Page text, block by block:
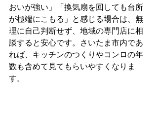
おいが強い」「換気扇を回しても台所
が極端にこもる」と感じる場合は、無
理に自己判断せず、地域の専門店に相
談すると安心です。さいたま市内であ
れば、キッチンのつくりやコンロの年
数も含めて見てもらいやすくなりま
す。